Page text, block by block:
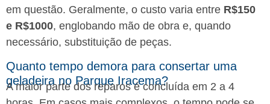
em questão. Geralmente, o custo varia entre R$150
e R$1000, englobando mão de obra e, quando
necessário, substituição de peças.
Quanto tempo demora para consertar uma
geladeira no Parque Iracema?
A maior parte dos reparos é concluída em 2 a 4